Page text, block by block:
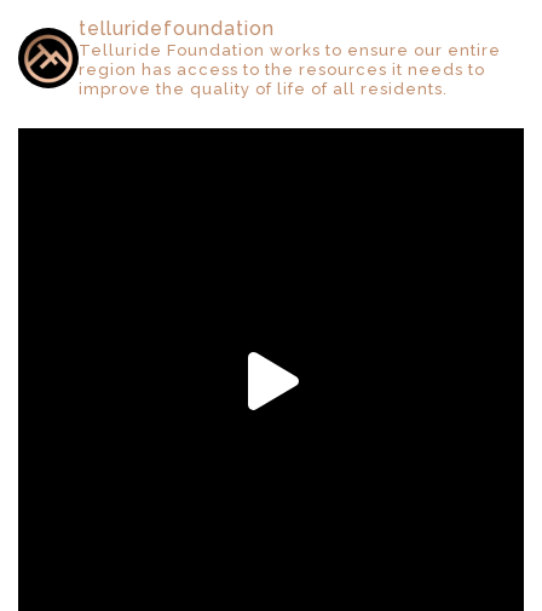
telluridefoundation
Telluride Foundation works to ensure our entire
region has access to the resources it needs to
improve the quality of life of all residents.